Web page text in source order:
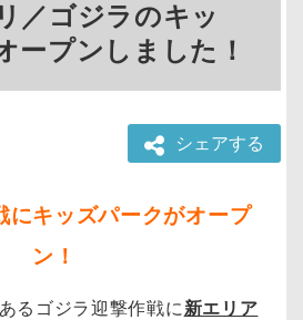
／ゴジラのキッ
ープンしました！
シェアする
にキッズパークがオープ
ン！
るゴジラ迎撃作戦に新エリア